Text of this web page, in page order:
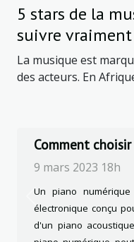
5 stars de la
suivre vraiment
La musique est
des acteurs. En
Comment
9 mars 2023 18h
Un piano
électronique conçu
d'un piano
Previous